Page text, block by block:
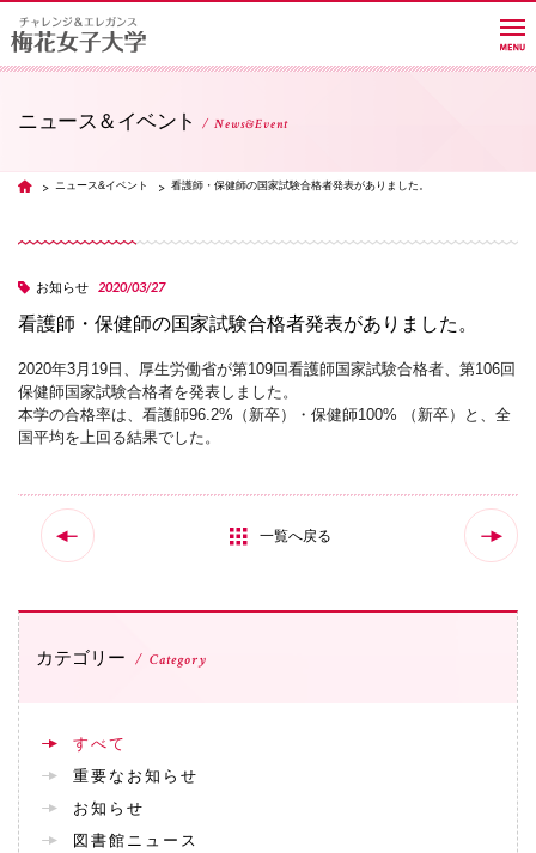
学部・学科・大学院
教員紹介サイト
キャンパスライフ
進路・就職
産学連携
入試情報
交通アクセス
ニュース＆イベント News&Event
TOP ニュース&イベント 看護師・保健師の国家試験合格者発表がありました。
お知らせ 2020/03/27
看護師・保健師の国家試験合格者発表がありました。
2020年3月19日、厚生労働省が第109回看護師国家試験合格者、第106回
保健師国家試験合格者を発表しました。
本学の合格率は、看護師96.2%（新卒）・保健師100% （新卒）と、全
国平均を上回る結果でした。
一覧へ戻る
カテゴリー Category
すべて
重要なお知らせ
お知らせ
図書館ニュース